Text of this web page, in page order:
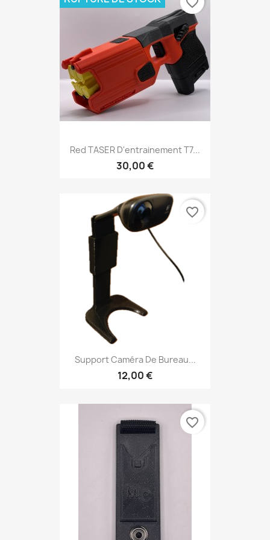
Red TASER D'entrainement T7...
30,00 €
Support Caméra De Bureau...
12,00 €
favorite_border
favorite_border